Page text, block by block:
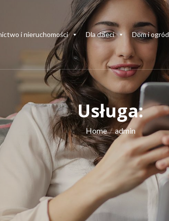
i nieruchomości Dla dzieci Dom i ogród
Usługa:
Home admin